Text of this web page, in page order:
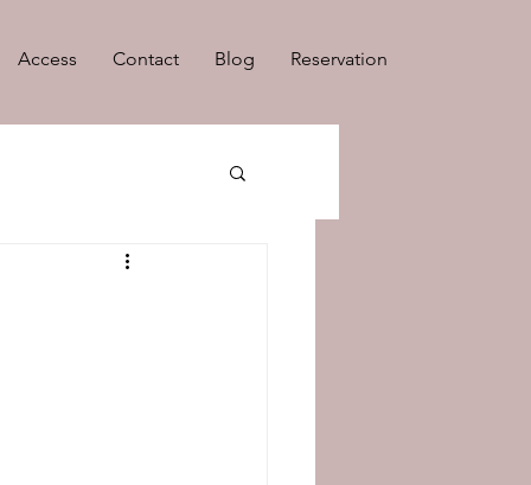
Access Contact Blog Reservation